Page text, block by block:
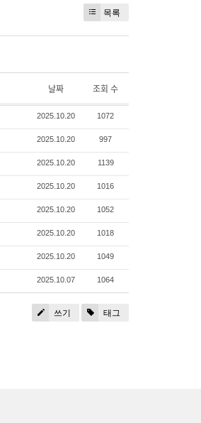
목록
날짜 조회 수
2025.10.20 1072
2025.10.20 997
2025.10.20 1139
2025.10.20 1016
2025.10.20 1052
2025.10.20 1018
2025.10.20 1049
2025.10.07 1064
쓰기 태그